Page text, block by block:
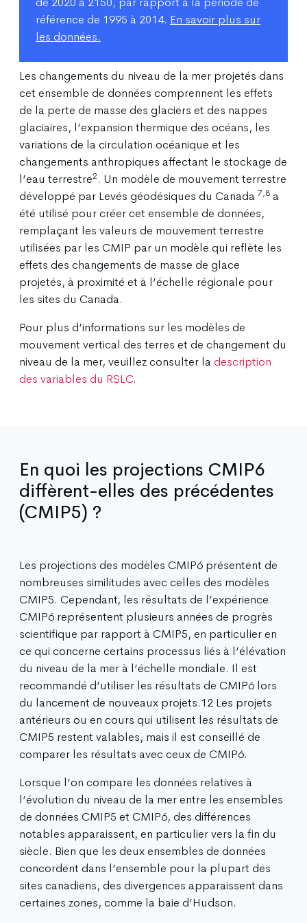
référence de 1995 à 2014. En savoir plus sur
les données.
Les changements du niveau de la mer projetés dans
cet ensemble de données comprennent les effets
de la perte de masse des glaciers et des nappes
glaciaires, l’expansion thermique des océans, les
variations de la circulation océanique et les
changements anthropiques affectant le stockage de
l’eau terrestre2. Un modèle de mouvement terrestre
développé par Levés géodésiques du Canada 7,8 a
été utilisé pour créer cet ensemble de données,
remplaçant les valeurs de mouvement terrestre
utilisées par les CMIP par un modèle qui reflète les
effets des changements de masse de glace
projetés, à proximité et à l’échelle régionale pour
les sites du Canada.
Pour plus d’informations sur les modèles de
mouvement vertical des terres et de changement du
niveau de la mer, veuillez consulter la description
des variables du RSLC.
En quoi les projections CMIP6
diffèrent-elles des précédentes
(CMIP5) ?
Les projections des modèles CMIP6 présentent de
nombreuses similitudes avec celles des modèles
CMIP5. Cependant, les résultats de l’expérience
CMIP6 représentent plusieurs années de progrès
scientifique par rapport à CMIP5, en particulier en
ce qui concerne certains processus liés à l’élévation
du niveau de la mer à l’échelle mondiale. Il est
recommandé d’utiliser les résultats de CMIP6 lors
du lancement de nouveaux projets.12 Les projets
antérieurs ou en cours qui utilisent les résultats de
CMIP5 restent valables, mais il est conseillé de
comparer les résultats avec ceux de CMIP6.
Lorsque l’on compare les données relatives à
l’évolution du niveau de la mer entre les ensembles
de données CMIP5 et CMIP6, des différences
notables apparaissent, en particulier vers la fin du
siècle. Bien que les deux ensembles de données
concordent dans l’ensemble pour la plupart des
sites canadiens, des divergences apparaissent dans
certaines zones, comme la baie d’Hudson.